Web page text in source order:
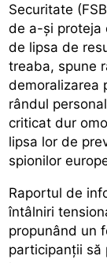
Securitate
de a-și proteja
de lipsa de
treaba, spune
demoralizarea
rândul
criticat dur
lipsa lor de
spionilor
Raportul de
întâlniri
propunând un
participanții să